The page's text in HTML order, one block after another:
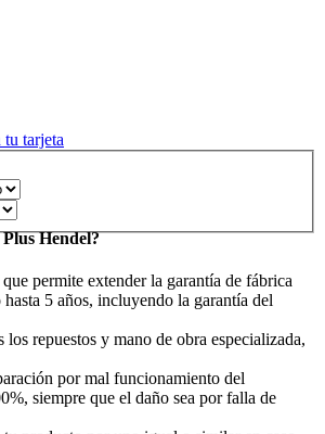
tu tarjeta
Hendel?
permite extender la garantía de fábrica
5 años, incluyendo la garantía del
los repuestos y mano de obra especializada,
por mal funcionamiento del
siempre que el daño sea por falla de